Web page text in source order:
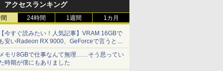
アクセスランキング
24時間 1週間 1カ月
今すぐ読みたい！人気記事】VRAM 16GBで
安いRadeon RX 9000、GeForceで言うとど
ぐらいの性能？ - PC Watch
モリ8GBで仕事なんて無理……そう思ってい
時期が僕にもありました